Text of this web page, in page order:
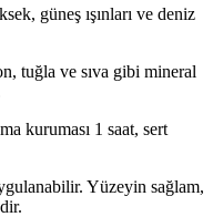
güneş ışınları ve deniz
tuğla ve sıva gibi mineral
kuruması 1 saat, sert
Yüzeyin sağlam,